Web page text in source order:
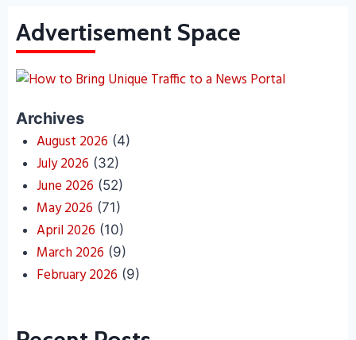
Advertisement Space
Archives
August 2026 (4)
July 2026 (32)
June 2026 (52)
May 2026 (71)
April 2026 (10)
March 2026 (9)
February 2026 (9)